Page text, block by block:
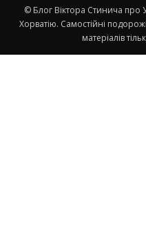
© Блог Віктора Стинича
Хорватію. Самостійні
матеріалів